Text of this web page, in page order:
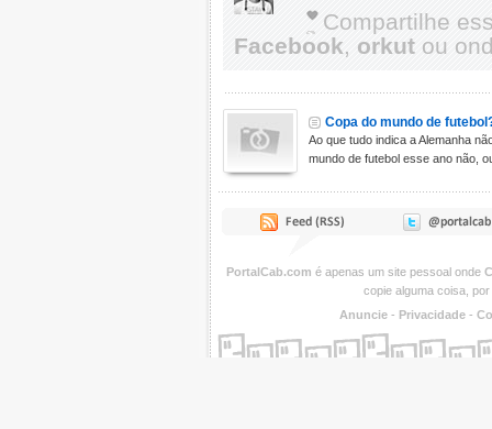
Compartilhe
Facebook, orkut ou
Copa do mundo de
Ao que tudo indica a Alemanha
mundo de futebol esse ano não,
PortalCab.com é apenas um site pessoal onde
copie alguma coisa,
Anuncie - Privacidade -